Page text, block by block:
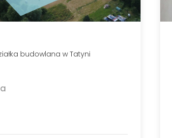
budowlana w Tatyni